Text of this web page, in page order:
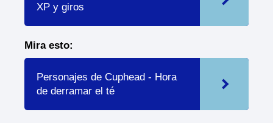
XP y giros
Mira esto:
Personajes de Cuphead - Hora
de derramar el té